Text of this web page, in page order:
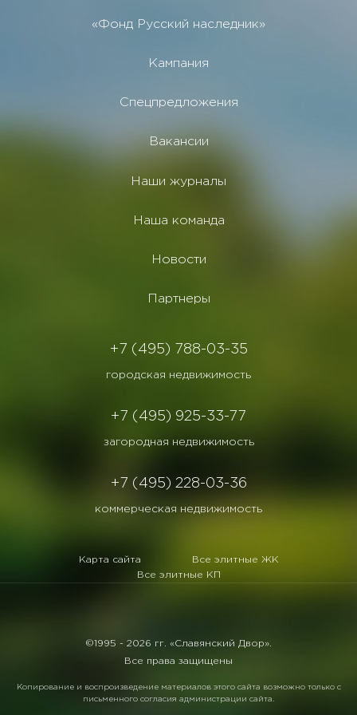
«Фонд Русский наследник»
Кампания
Спецпредложения
Вакансии
Наши журналы
Наша команда
Новости
Партнеры
+7 (495) 788-03-35
городская недвижимость
+7 (495) 925-33-77
загородная недвижимость
+7 (495) 228-03-36
коммерческая недвижимость
Карта сайта
Все элитные ЖК
Все элитные КП
©1995 - 2026 гг. «Славянский Двор».
Все права защищены
Копирование и воспроизведение материалов этого сайта возможно только с
письменного согласия администрации сайта.